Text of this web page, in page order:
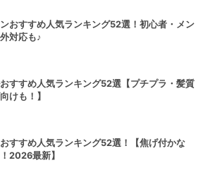
おすすめ人気ランキング52選！初心者・メン
対応も♪
すすめ人気ランキング52選【プチプラ・髪質
けも！】
すすめ人気ランキング52選！【焦げ付かな
2026最新】